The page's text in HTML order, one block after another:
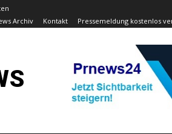
Archiv Kontakt Pressemeldung kostenlos